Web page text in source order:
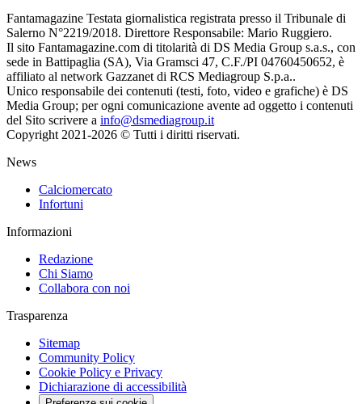
Fantamagazine Testata giornalistica registrata presso il Tribunale di
Salerno N°2219/2018. Direttore Responsabile: Mario Ruggiero.
Il sito Fantamagazine.com di titolarità di DS Media Group s.a.s., con
sede in Battipaglia (SA), Via Gramsci 47, C.F./PI 04760450652, è
affiliato al network Gazzanet di RCS Mediagroup S.p.a..
Unico responsabile dei contenuti (testi, foto, video e grafiche) è DS
Media Group; per ogni comunicazione avente ad oggetto i contenuti
del Sito scrivere a info@dsmediagroup.it
Copyright 2021-2026 © Tutti i diritti riservati.
News
Calciomercato
Infortuni
Informazioni
Redazione
Chi Siamo
Collabora con noi
Trasparenza
Sitemap
Community Policy
Cookie Policy e Privacy
Dichiarazione di accessibilità